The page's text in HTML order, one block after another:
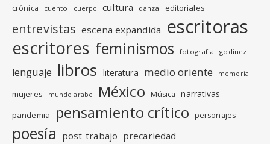
crónica cuento cuerpo cultura danza editoriales
entrevistas escena expandida escritoras
escritores feminismos fotografia godinez
lenguaje libros literatura medio oriente memoria
mujeres mundo arabe México Música narrativas
pandemia pensamiento crítico personajes
poesía post-trabajo precariedad